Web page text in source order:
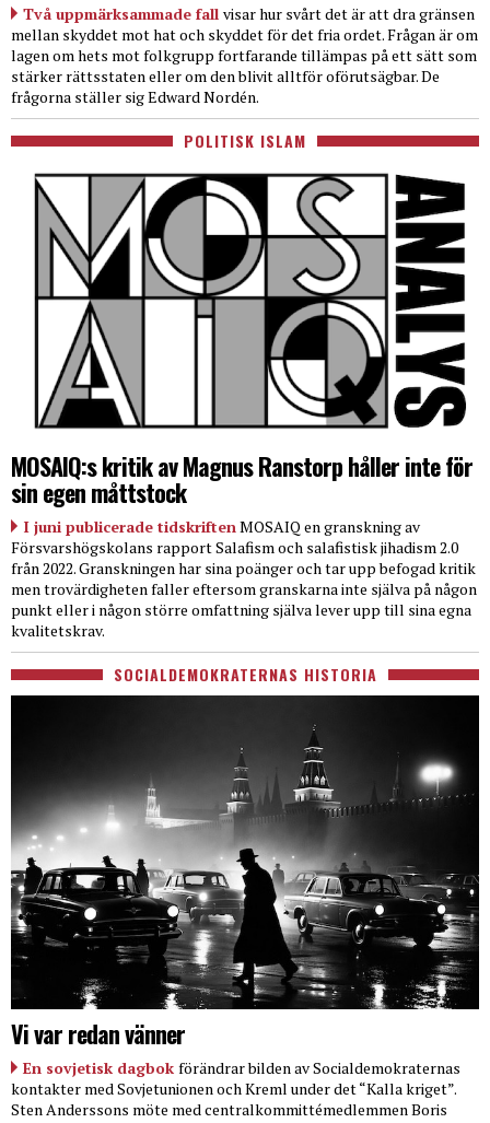
Två uppmärksammade fall visar hur svårt det är att dra gränsen
mellan skyddet mot hat och skyddet för det fria ordet. Frågan är om
lagen om hets mot folkgrupp fortfarande tillämpas på ett sätt som
stärker rättsstaten eller om den blivit alltför oförutsägbar. De
frågorna ställer sig Edward Nordén.
POLITISK ISLAM
MOSAIQ:s kritik av Magnus Ranstorp håller inte för
sin egen måttstock
I juni publicerade tidskriften MOSAIQ en granskning av
Försvarshögskolans rapport Salafism och salafistisk jihadism 2.0
från 2022. Granskningen har sina poänger och tar upp befogad kritik
men trovärdigheten faller eftersom granskarna inte själva på någon
punkt eller i någon större omfattning själva lever upp till sina egna
kvalitetskrav.
SOCIALDEMOKRATERNAS HISTORIA
Vi var redan vänner
En sovjetisk dagbok förändrar bilden av Socialdemokraternas
kontakter med Sovjetunionen och Kreml under det “Kalla kriget”.
Sten Anderssons möte med centralkommittémedlemmen Boris